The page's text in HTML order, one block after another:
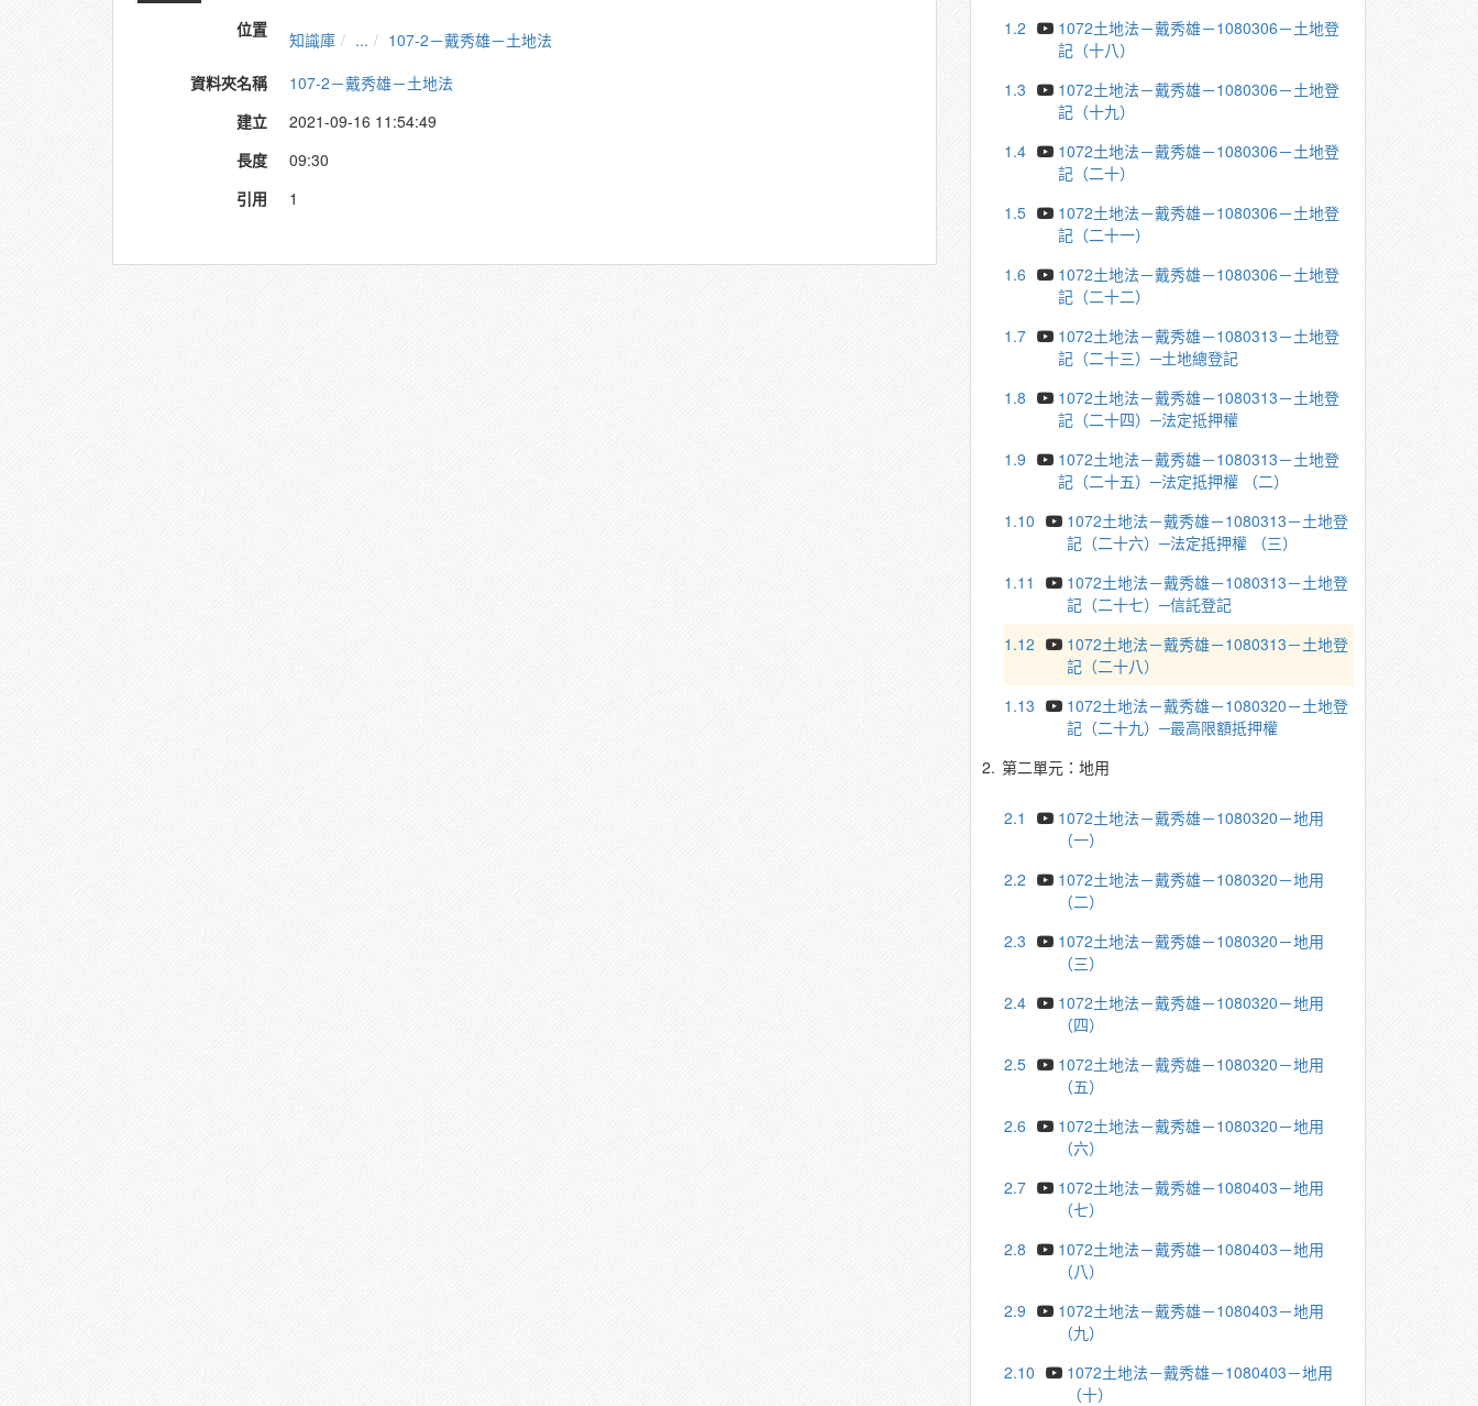
位置 知識庫 ...
107-2－戴秀雄－土地法
資料夾名稱
107-2－戴秀雄－土地法
建立
2021-09-16 11:54:49
長度
09:30
引用
1
1.2
1072土地法－戴秀雄－1080306－土地登
記（十八）
1.3
1072土地法－戴秀雄－1080306－土地登
記（十九）
1.4
1072土地法－戴秀雄－1080306－土地登
記（二十）
1.5
1072土地法－戴秀雄－1080306－土地登
記（二十一）
1.6
1072土地法－戴秀雄－1080306－土地登
記（二十二）
1.7
1072土地法－戴秀雄－1080313－土地登
記（二十三）─土地總登記
1.8
1072土地法－戴秀雄－1080313－土地登
記（二十四）─法定抵押權
1.9
1072土地法－戴秀雄－1080313－土地登
記（二十五）─法定抵押權 （二）
1.10
1072土地法－戴秀雄－1080313－土地登
記（二十六）─法定抵押權 （三）
1.11
1072土地法－戴秀雄－1080313－土地登
記（二十七）─信託登記
1.12
1072土地法－戴秀雄－1080313－土地登
記（二十八）
1.13
1072土地法－戴秀雄－1080320－土地登
記（二十九）─最高限額抵押權
2. 第二單元：地用
2.1
1072土地法－戴秀雄－1080320－地用
（一）
2.2
1072土地法－戴秀雄－1080320－地用
（二）
2.3
1072土地法－戴秀雄－1080320－地用
（三）
2.4
1072土地法－戴秀雄－1080320－地用
（四）
2.5
1072土地法－戴秀雄－1080320－地用
（五）
2.6
1072土地法－戴秀雄－1080320－地用
（六）
2.7
1072土地法－戴秀雄－1080403－地用
（七）
2.8
1072土地法－戴秀雄－1080403－地用
（八）
2.9
1072土地法－戴秀雄－1080403－地用
（九）
2.10
1072土地法－戴秀雄－1080403－地用
（十）